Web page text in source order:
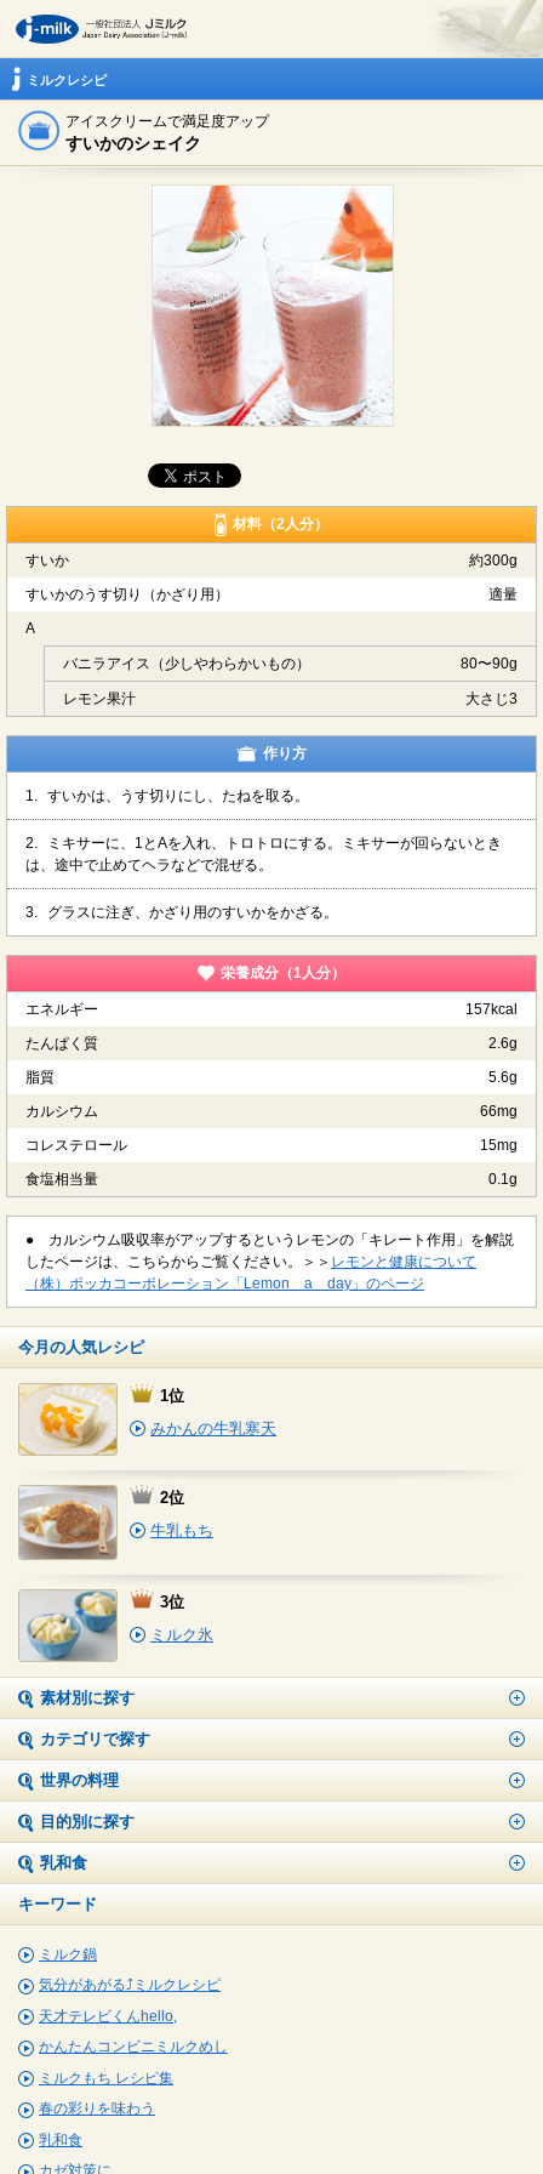
ミルクレシピ
アイスクリームで満足度アップ
すいかのシェイク
材料（2人分）
すいか
約300g
すいかのうす切り（かざり用）
適量
A
バニラアイス（少しやわらかいもの） 80〜90g
レモン果汁 大さじ3
作り方
1. すいかは、うす切りにし、たねを取る。
2.
ミキサーに、1とAを入れ、トロトロにする。ミキサーが回らないとき
は、途中で止めてヘラなどで混ぜる。
3. グラスに注ぎ、かざり用のすいかをかざる。
栄養成分（1人分）
エネルギー
157kcal
たんぱく質
2.6g
脂質
5.6g
カルシウム
66mg
コレステロール
15mg
食塩相当量
0.1g
● カルシウム吸収率がアップするというレモンの「キレート作用」を解説
したページは、こちらからご覧ください。＞＞ レモンと健康について
（株）ポッカコーポレーション「Lemon a day」のページ
今月の人気レシピ
1位
みかんの牛乳寒天
2位
牛乳もち
3位
ミルク氷
素材別に探す
カテゴリで探す
世界の料理
目的別に探す
乳和食
キーワード
ミルク鍋
気分があがる⤴ミルクレシピ
天才テレビくんhello,
かんたんコンビニミルクめし
ミルクもち レシピ集
春の彩りを味わう
乳和食
カゼ対策に